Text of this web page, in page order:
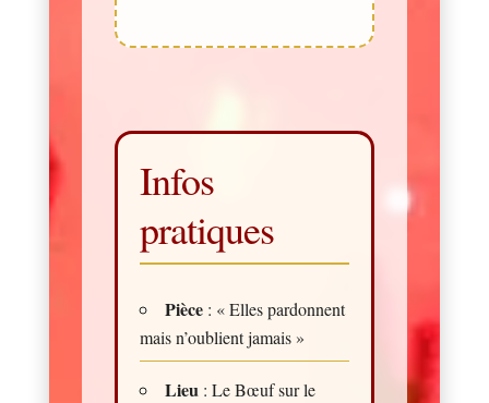
Infos
pratiques
Pièce: « Elles pardonnent
mais n’oublient jamais »
Lieu : Le Bœuf sur le